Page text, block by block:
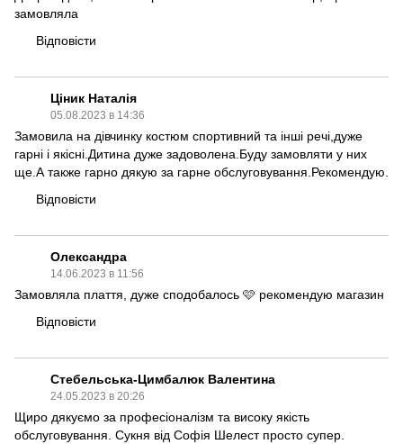
замовляла
Відповісти
Ціник Наталія
05.08.2023 в 14:36
Замовила на дівчинку костюм спортивний та інші речі,дуже
гарні і якісні.Дитина дуже задоволена.Буду замовляти у них
ще.А также гарно дякую за гарне обслуговування.Рекомендую.
Відповісти
Олександра
14.06.2023 в 11:56
Замовляла плаття, дуже сподобалось 🩷 рекомендую магазин
Відповісти
Стебельська-Цимбалюк Валентина
24.05.2023 в 20:26
Щиро дякуємо за професіоналізм та високу якість
обслуговування. Сукня від Софія Шелест просто супер.